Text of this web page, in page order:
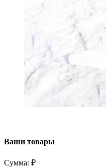
Ваши товары
Сумма: ₽